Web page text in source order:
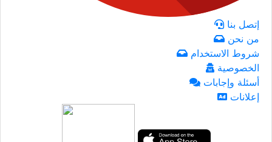
إتصل بنا
من نحن
شروط الاستخدام
الخصوصية
أسئلة وإجابات
إعلانات